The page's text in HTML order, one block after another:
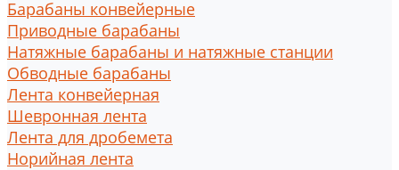
Барабаны конвейерные
Приводные барабаны
Натяжные барабаны и натяжные станции
Обводные барабаны
Лента конвейерная
Шевронная лента
Лента для дробемета
Норийная лента